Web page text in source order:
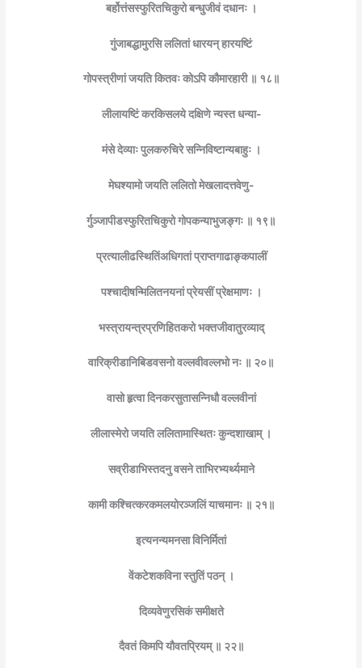
बर्होत्तंसस्फुरितचिकुरो बन्धुजीवं दधानः ।
गुंजाबद्धामुरसि ललितां धारयन् हारयष्टिं
गोपस्त्रीणां जयति कितवः कोऽपि कौमारहारी ॥ १८॥
लीलायष्टिं करकिसलये दक्षिणे न्यस्त धन्या-
मंसे देव्याः पुलकरुचिरे सन्निविष्टान्यबाहुः ।
मेघश्यामो जयति ललितो मेखलादत्तवेणु-
र्गुञ्जापीडस्फुरितचिकुरो गोपकन्याभुजङ्गः ॥ १९॥
प्रत्यालीढस्थितिंअधिगतां प्राप्तगाढाङ्कपालीं
पश्चादीषन्मिलितनयनां प्रेयसीं प्रेक्षमाणः ।
भस्त्रायन्त्रप्रणिहितकरो भक्तजीवातुरव्याद्
वारिक्रीडानिबिडवसनो वल्लवीवल्लभो नः ॥ २०॥
वासो हृत्वा दिनकरसुतासन्निधौ वल्लवीनां
लीलास्मेरो जयति ललितामास्थितः कुन्दशाखाम् ।
सव्रीडाभिस्तदनु वसने ताभिरभ्यर्थ्यमाने
कामी कश्चित्करकमलयोरञ्जलिं याचमानः ॥ २१॥
इत्यनन्यमनसा विनिर्मितां
वेंकटेशकविना स्तुतिं पठन् ।
दिव्यवेणुरसिकं समीक्षते
दैवतं किमपि यौवतप्रियम् ॥ २२॥